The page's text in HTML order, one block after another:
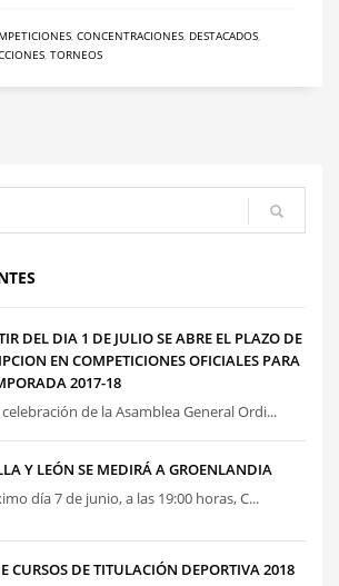
CONCENTRACIONES DESTACADOS
TORNEOS
DEL DIA 1 DE JULIO SE ABRE EL PLAZO DE
EN COMPETICIONES OFICIALES PARA
2017-18
celebración de la Asamblea General Ordi...
Y LEÓN SE MEDIRÁ A GROENLANDIA
día 7 de junio, a las 19:00 horas, C...
CURSOS DE TITULACIÓN DEPORTIVA 2018